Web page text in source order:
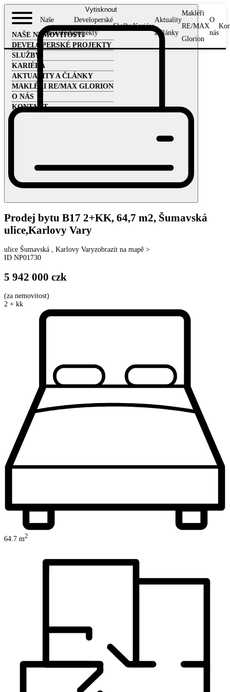
Naše
nemovitosti
Developerské
projekty
SlužbyKariéra
Aktuality
a články
Makléři
RE/MAX
Glorion
O
nás
NAŠE NEMOVITOSTI
DEVELOPERSKÉ PROJEKTY
SLUŽBY
KARIÉRA
AKTUALITY A ČLÁNKY
MAKLÉŘI RE/MAX GLORION
O NÁS
KONTAKT
Vytisknout
Prodej bytu B17 2+KK, 64,7 m2, Šumavská
ulice,Karlovy Vary
ulice Šumavská Karlovy Varyzobrazit na mapě >
ID NP01730
5 942 000 czk
(za nemovitost)
2 + kk
64.7 m2